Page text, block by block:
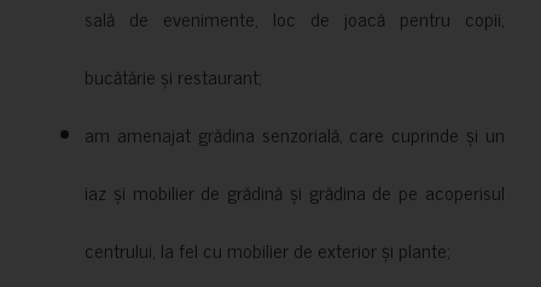
sală de evenimente, loc de joacă pentru copii,
bucătărie și restaurant;
am amenajat grădina senzorială, care cuprinde și un
iaz și mobilier de grădină și grădina de pe acoperisul
centrului, la fel cu mobilier de exterior și plante;